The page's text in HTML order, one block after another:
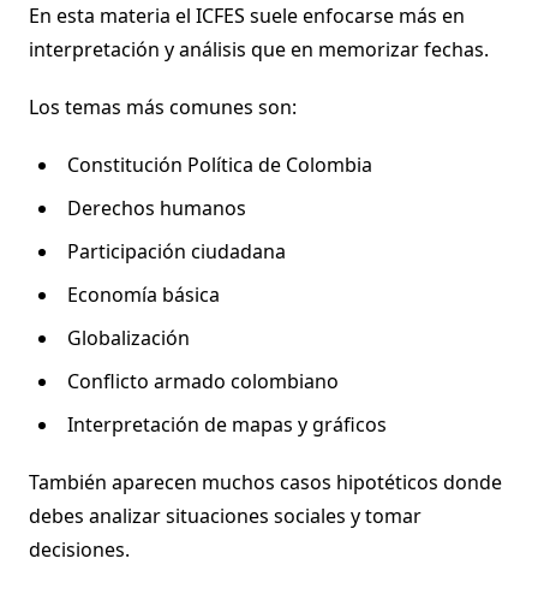
En esta materia el ICFES suele enfocarse más en
interpretación y análisis que en memorizar fechas.
Los temas más comunes son:
Constitución Política de Colombia
Derechos humanos
Participación ciudadana
Economía básica
Globalización
Conflicto armado colombiano
Interpretación de mapas y gráficos
También aparecen muchos casos hipotéticos donde
debes analizar situaciones sociales y tomar
decisiones.